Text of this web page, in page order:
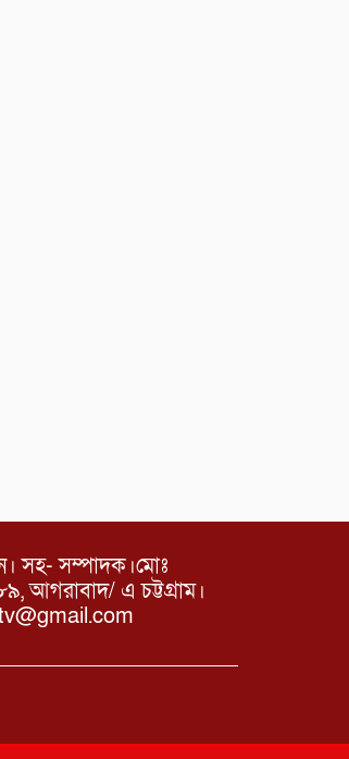
সহ- সম্পাদক।মোঃ
আগরাবাদ/ এ চট্টগ্রাম।